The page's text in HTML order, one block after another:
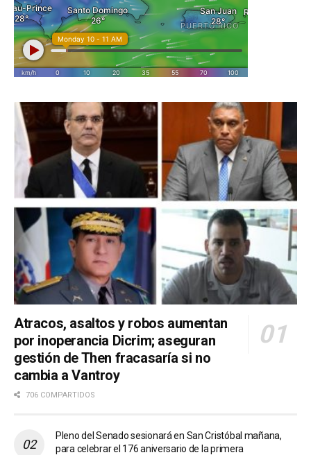
Atracos, asaltos y robos aumentan
por inoperancia Dicrim; aseguran
gestión de Then fracasaría si no
cambia a Vantroy
706 COMPARTIDOS
Pleno del Senado sesionará en San Cristóbal mañana,
para celebrar el 176 aniversario de la primera